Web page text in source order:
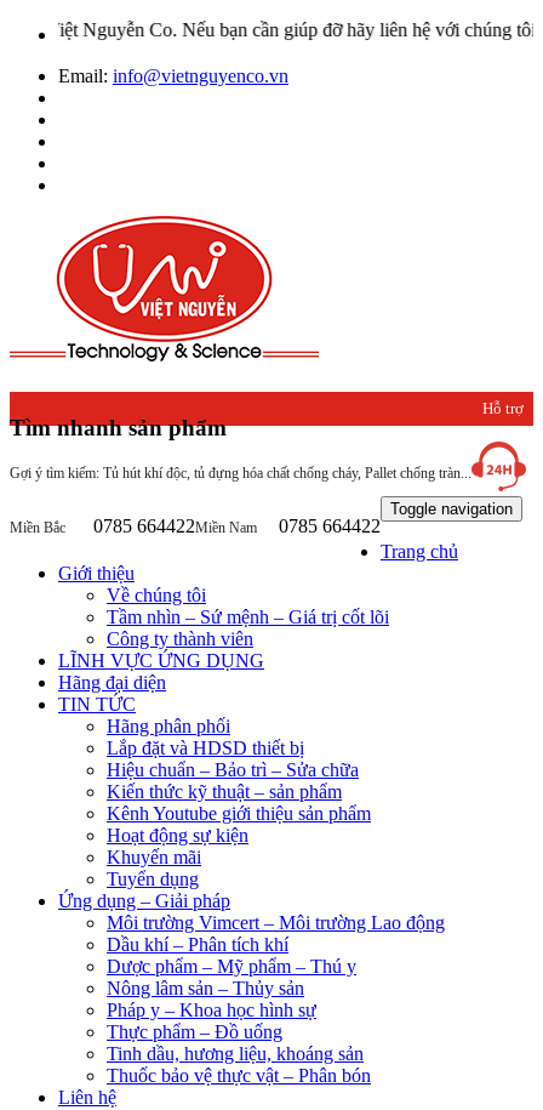
Co. Nếu bạn cần giúp đỡ hãy liên hệ với chúng tôi qua
Email: info@vietnguyenco.vn
Tìm nhanh sản phẩm
Gợi ý tìm kiếm: Tủ hút khí độc, tủ đựng hóa chất chống cháy, Pallet chống tràn...
Hỗ trợ
khách
hàng
Miền Bắc 0785 664422Miền Nam 0785 664422
Toggle navigation
Trang chủ
Giới thiệu
Về chúng tôi
Tầm nhìn – Sứ mệnh – Giá trị cốt lõi
Công ty thành viên
LĨNH VỰC ỨNG DỤNG
Hãng đại diện
TIN TỨC
Hãng phân phối
Lắp đặt và HDSD thiết bị
Hiệu chuẩn – Bảo trì – Sửa chữa
Kiến thức kỹ thuật – sản phẩm
Kênh Youtube giới thiệu sản phẩm
Hoạt động sự kiện
Khuyến mãi
Tuyển dụng
Ứng dụng – Giải pháp
Môi trường Vimcert – Môi trường Lao động
Dầu khí – Phân tích khí
Dược phẩm – Mỹ phẩm – Thú y
Nông lâm sản – Thủy sản
Pháp y – Khoa học hình sự
Thực phẩm – Đồ uống
Tinh dầu, hương liệu, khoáng sản
Thuốc bảo vệ thực vật – Phân bón
Liên hệ